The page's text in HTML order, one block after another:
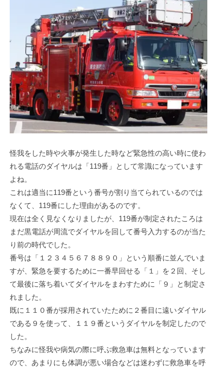
怪我をした時や火事が発生した時など緊急性の高い時に使わ
れる電話のダイヤルは「119番」として常識になっています
よね。
これは適当に119番という番号が割り当てられているのでは
なくて、119番にした理由があるのです。
現在は全く見なくなりましたが、119番が制定されたころは
まだ黒電話が周流でダイヤルを回して番号入力するのが当た
り前の時代でした。
番号は「１２３４５６７８８９０」という順番に並んでいま
すが、緊急を要するために一番早回せる「１」を２回、そし
て最後に落ち着いてダイヤルをまわすために「９」と制定さ
れました。
既に１１０番が採用されていたために２番目に遠いダイヤル
である９を使って、１１９番というダイヤルを制定したので
した。
ちなみに怪我や病気の際に呼ぶ救急車は無料となっています
ので、あまりにも体調が悪い場合などは迷わずに救急車を呼